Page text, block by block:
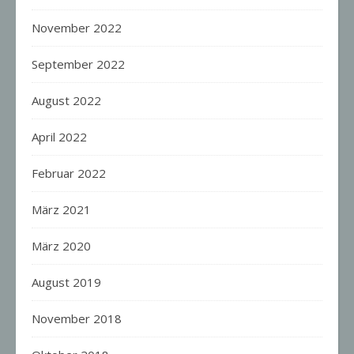
November 2022
September 2022
August 2022
April 2022
Februar 2022
März 2021
März 2020
August 2019
November 2018